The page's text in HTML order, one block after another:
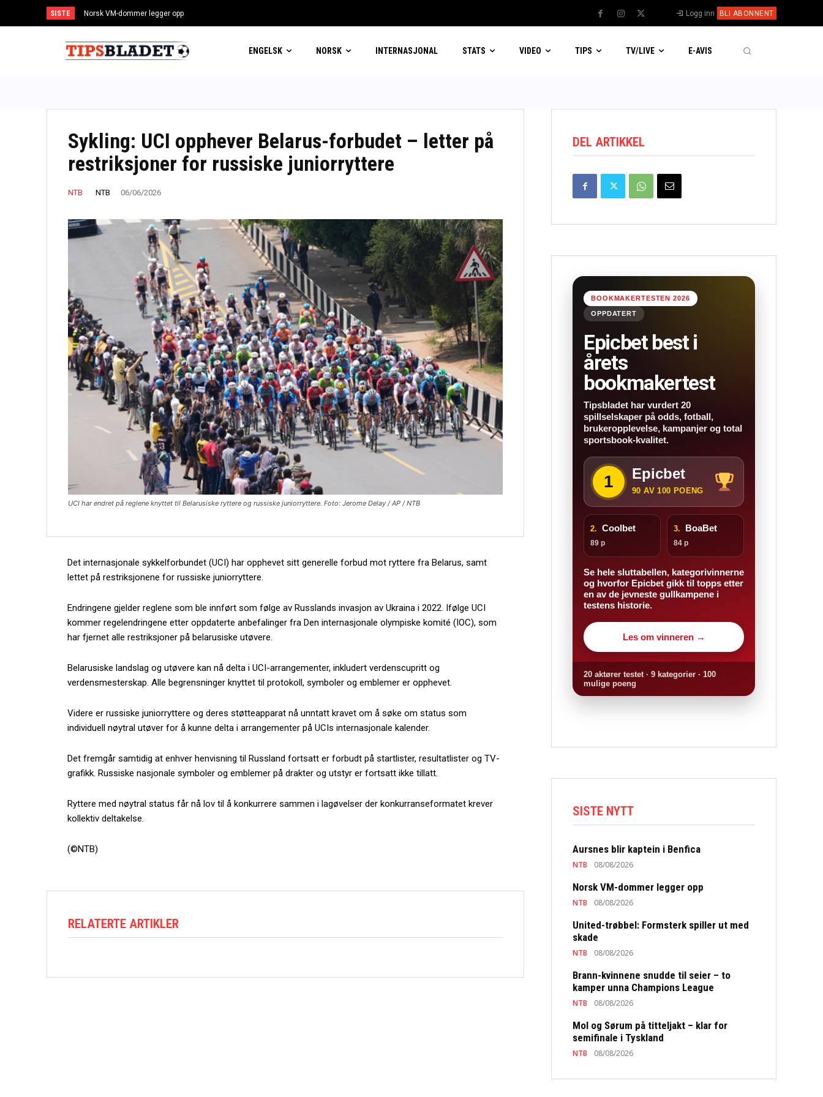
SISTE Norsk VM-dommer legger opp Logg inn BLI ABONNENT
ENGELSK NORSK INTERNASJONAL STATS VIDEO TIPS TV/LIVE E-AVIS
Sykling: UCI opphever Belarus-forbudet – letter på
restriksjoner for russiske juniorryttere
NTB NTB 06/06/2026
UCI har endret på reglene knyttet til Belarusiske ryttere og russiske juniorryttere. Foto: Jerome Delay / AP / NTB
Det internasjonale sykkelforbundet (UCI) har opphevet sitt generelle forbud mot ryttere fra Belarus, samt
lettet på restriksjonene for russiske juniorryttere.
Endringene gjelder reglene som ble innført som følge av Russlands invasjon av Ukraina i 2022. Ifølge UCI
kommer regelendringene etter oppdaterte anbefalinger fra Den internasjonale olympiske komité (IOC), som
har fjernet alle restriksjoner på belarusiske utøvere.
Belarusiske landslag og utøvere kan nå delta i UCI-arrangementer, inkludert verdenscupritt og
verdensmesterskap. Alle begrensninger knyttet til protokoll, symboler og emblemer er opphevet.
Videre er russiske juniorryttere og deres støtteapparat nå unntatt kravet om å søke om status som
individuell nøytral utøver for å kunne delta i arrangementer på UCIs internasjonale kalender.
Det fremgår samtidig at enhver henvisning til Russland fortsatt er forbudt på startlister, resultatlister og TV-
grafikk. Russiske nasjonale symboler og emblemer på drakter og utstyr er fortsatt ikke tillatt.
Ryttere med nøytral status får nå lov til å konkurrere sammen i lagøvelser der konkurranseformatet krever
kollektiv deltakelse.
(©NTB)
RELATERTE ARTIKLER
DEL ARTIKKEL
BOOKMAKERTESTEN 2026
OPPDATERT
Epicbet best i
årets
bookmakertest
Tipsbladet har vurdert 20
spillselskaper på odds, fotball,
brukeropplevelse, kampanjer og total
sportsbook-kvalitet.
1 Epicbet
90 AV 100 POENG
2. Coolbet
89 p
3. BoaBet
84 p
Se hele sluttabellen, kategorivinnerne
og hvorfor Epicbet gikk til topps etter
en av de jevneste gullkampene i
testens historie.
Les om vinneren →
20 aktører testet · 9 kategorier · 100
mulige poeng
SISTE NYTT
Aursnes blir kaptein i Benfica
NTB 08/08/2026
Norsk VM-dommer legger opp
NTB 08/08/2026
United-trøbbel: Formsterk spiller ut med
skade
NTB 08/08/2026
Brann-kvinnene snudde til seier – to
kamper unna Champions League
NTB 08/08/2026
Mol og Sørum på titteljakt – klar for
semifinale i Tyskland
NTB 08/08/2026